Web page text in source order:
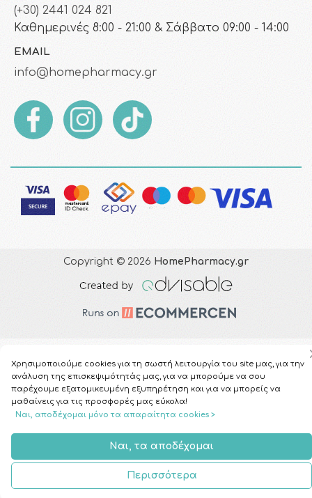
(+30) 2441 024 821
Καθημερινές 8:00 - 21:00 & Σάββατο 09:00 - 14:00
EMAIL
info@homepharmacy.gr
Copyright © 2026 HomePharmacy.gr
Χρησιμοποιούμε cookies για τη σωστή λειτουργία του site μας, για την
ανάλυση της επισκεψιμότητάς μας, για να μπορούμε να σου
παρέχουμε εξατομικευμένη εξυπηρέτηση και για να μπορείς να
μαθαίνεις για τις προσφορές μας εύκολα!
Ναι, αποδέχομαι μόνο τα απαραίτητα cookies >
Ναι, τα αποδέχομαι
Περισσότερα